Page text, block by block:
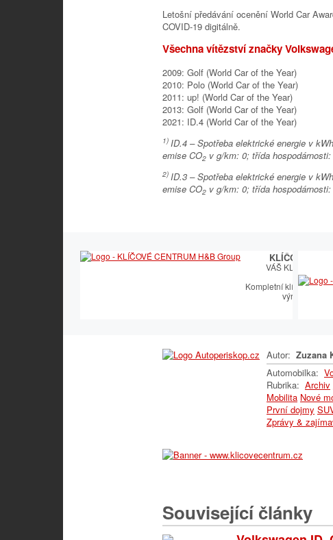
Letošní předávání ocenění World Car
COVID-19 digitálně.
Všechna vítězství značky
2009: Golf (World Car of the Year)
2010: Polo (World Car of the Year)
2011: up! (World Car of the Year)
2013: Golf (World Car of the Year)
2021: ID.4 (World Car of the Year)
1) ID.4 – Spotřeba elektrické energie v
emise CO2 v g/km: 0; třída
2) ID.3 – Spotřeba elektrické energie v
emise CO2 v g/km: 0; třída
KLÍČOVÉ
VÁŠ KLÍČOVÝ
Kompletní klíčařský
výroby
Autor: Zuzana
Automobilka:
Rubrika: Archiv
Mobilita Nové
První dojmy
Zprávy &
Související články